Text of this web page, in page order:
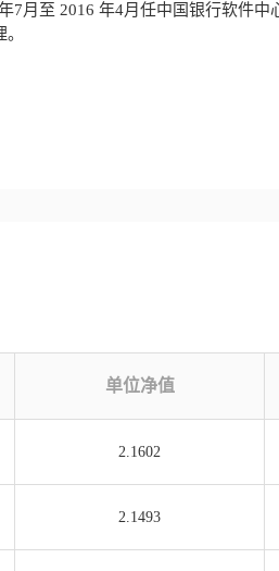
7月至 2016 年4月任中国银行软件
单位净值
2.1602
2.1493